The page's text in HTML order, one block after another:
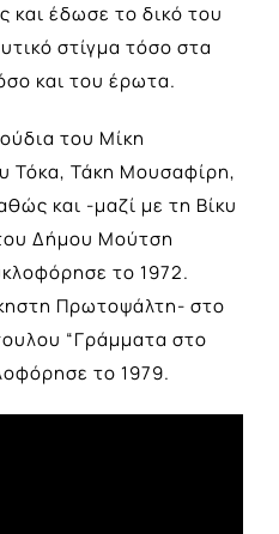
και έδωσε το δικό του
στίγμα τόσο στα
και του έρωτα.
του Μίκη
Τόκα, Τάκη Μουσαφίρη,
και -μαζί με τη Βίκυ
Δήμου Μούτση
το 1972.
Πρωτοψάλτη- στο
“Γράμματα στο
το 1979.